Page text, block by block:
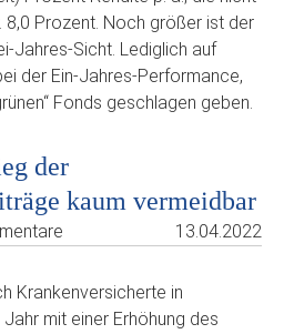
8,0 Prozent. Noch größer ist der
Jahres-Sicht. Lediglich auf
der Ein-Jahres-Performance,
Fonds geschlagen geben.
der
kaum vermeidbar
13.04.2022
Krankenversicherte in
mit einer Erhöhung des